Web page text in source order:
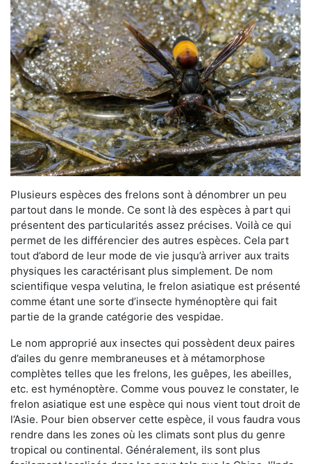
Plusieurs espèces des frelons sont à dénombrer un peu
partout dans le monde. Ce sont là des espèces à part qui
présentent des particularités assez précises. Voilà ce qui
permet de les différencier des autres espèces. Cela part
tout d’abord de leur mode de vie jusqu’à arriver aux traits
physiques les caractérisant plus simplement. De nom
scientifique vespa velutina, le frelon asiatique est présenté
comme étant une sorte d’insecte hyménoptère qui fait
partie de la grande catégorie des vespidae.
Le nom approprié aux insectes qui possèdent deux paires
d’ailes du genre membraneuses et à métamorphose
complètes telles que les frelons, les guêpes, les abeilles,
etc. est hyménoptère. Comme vous pouvez le constater, le
frelon asiatique est une espèce qui nous vient tout droit de
l’Asie. Pour bien observer cette espèce, il vous faudra vous
rendre dans les zones où les climats sont plus du genre
tropical ou continental. Généralement, ils sont plus